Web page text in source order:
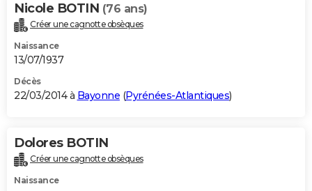
Nicole BOTIN (76 ans)
Créer une cagnotte obsèques
Naissance
13/07/1937
Décès
22/03/2014 à Bayonne (Pyrénées-Atlantiques)
Dolores BOTIN
Créer une cagnotte obsèques
Naissance